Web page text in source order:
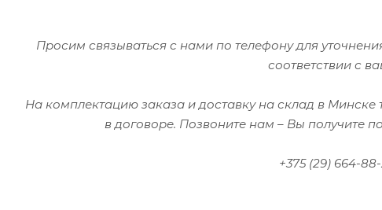
Просим связываться с нами по телефону для
соответствии с
На комплектацию заказа и доставку на склад в
в договоре. Позвоните нам – Вы получите
+375 (29) 664-